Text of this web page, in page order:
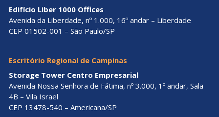
Edifício Liber 1000 Offices
Avenida da Liberdade, nº 1.000, 16º andar – Liberdade
CEP 01502-001 – São Paulo/SP
Escritório Regional de Campinas
Storage Tower Centro Empresarial
Avenida Nossa Senhora de Fátima, nº 3.000, 1º andar, Sala
4B – Vila Israel
CEP 13478-540 – Americana/SP